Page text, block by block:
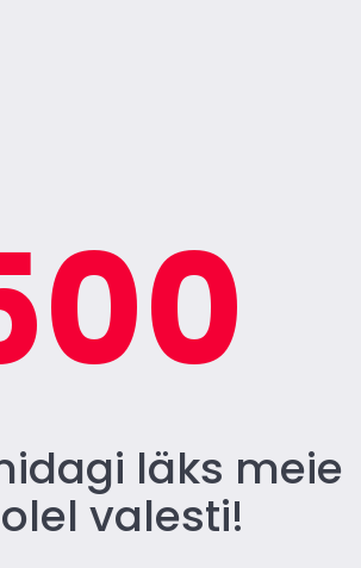
läks meie
valesti!